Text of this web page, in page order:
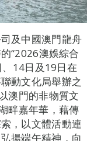
及中國澳門龍舟
“2026澳娛綜合
14日及19日在
動文化局舉辦之
澳門的非物質文
畔嘉年華，藉傳
，以文體活動連
揚端午精神，向